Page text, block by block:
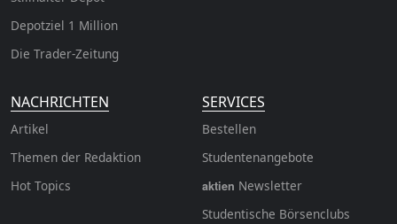
Depotziel 1 Million
Die Trader-Zeitung
NACHRICHTEN
Artikel
Themen der Redaktion
Hot Topics
SERVICES
Bestellen
Studentenangebote
aktien Newsletter
Studentische Börsenclubs